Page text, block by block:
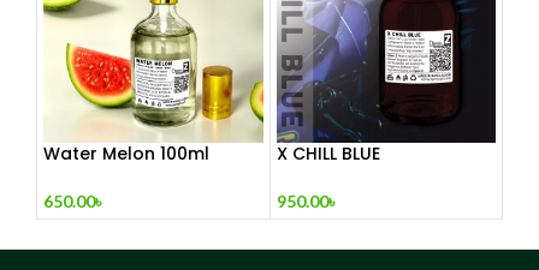
Water Melon 100ml
650.00৳
X CHILL BLUE
950.00৳